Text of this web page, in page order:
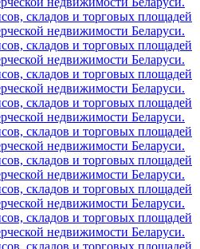
складов и торговых площадей
недвижимости Беларуси.
складов и торговых площадей
недвижимости Беларуси.
складов и торговых площадей
недвижимости Беларуси.
складов и торговых площадей
недвижимости Беларуси.
складов и торговых площадей
недвижимости Беларуси.
складов и торговых площадей
недвижимости Беларуси.
складов и торговых площадей
недвижимости Беларуси.
складов и торговых площадей
недвижимости Беларуси.
складов и торговых площадей